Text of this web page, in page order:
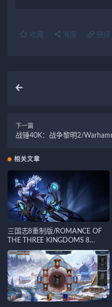
收藏 海报 链接
下一篇
战锤40K：战争黎明2/
相关文章
三国志8重制版/ROMANCE OF
THE THREE KINGDOMS 8
REMAKE